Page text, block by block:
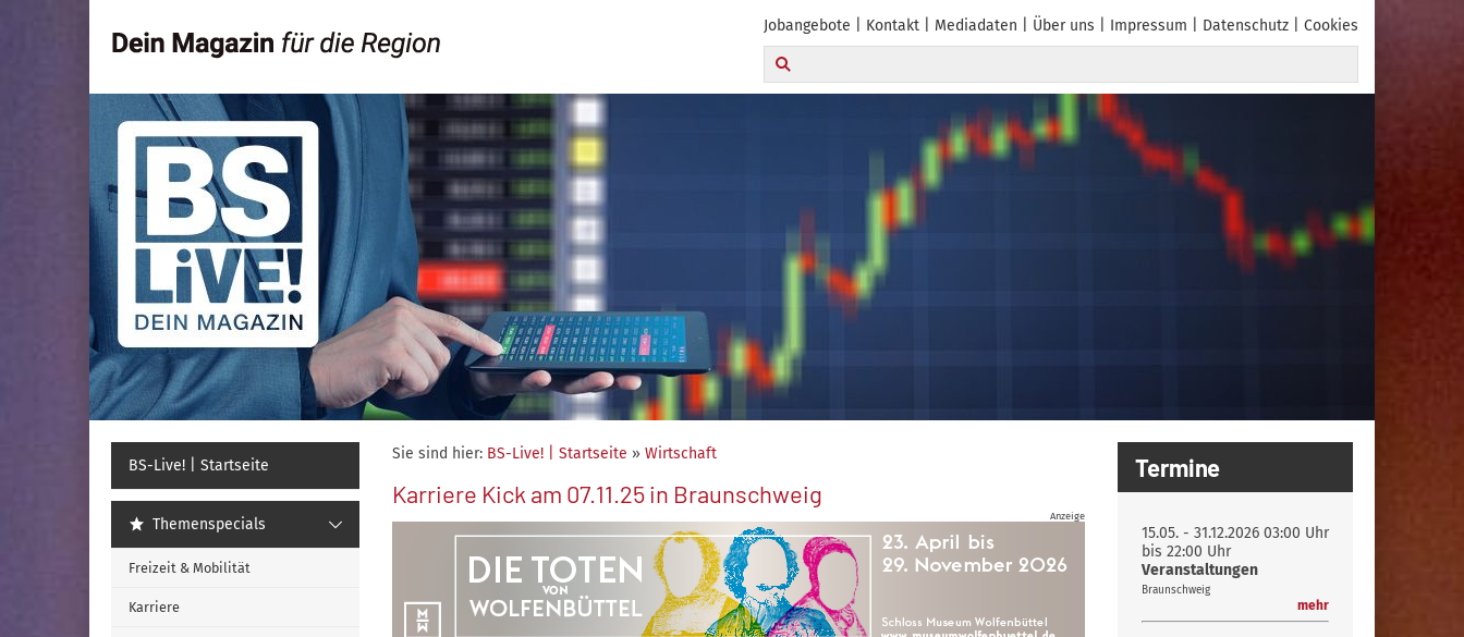
Jobangebote Kontakt Mediadaten Über uns Impressum Datenschutz Cookies
BS-Live! | Startseite
Themenspecials
Freizeit & Mobilität
Karriere
Sie sind hier: BS-Live! | Startseite » Wirtschaft
Karriere Kick am 07.11.25 in Braunschweig
Anzeige
Termine
15.05. - 31.12.2026 03:00 Uhr
bis 22:00 Uhr
Veranstaltungen
Braunschweig
mehr